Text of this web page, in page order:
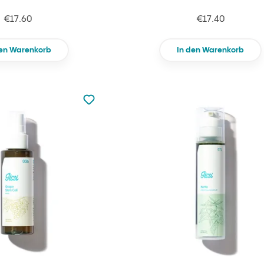
€17.60
Warenkorb
€17.40
In den Warenkorb
zu den Favoriten nicht hinzugefügt
zu Ihren Favoriten hinzufügen